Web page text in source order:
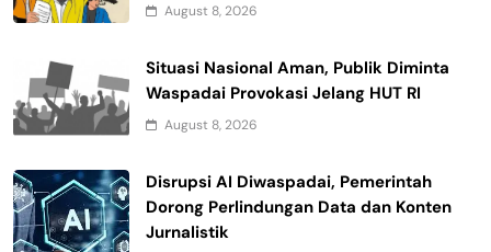
August 8, 2026
Situasi Nasional Aman, Publik Diminta
Waspadai Provokasi Jelang HUT RI
August 8, 2026
Disrupsi AI Diwaspadai, Pemerintah
Dorong Perlindungan Data dan Konten
Jurnalistik